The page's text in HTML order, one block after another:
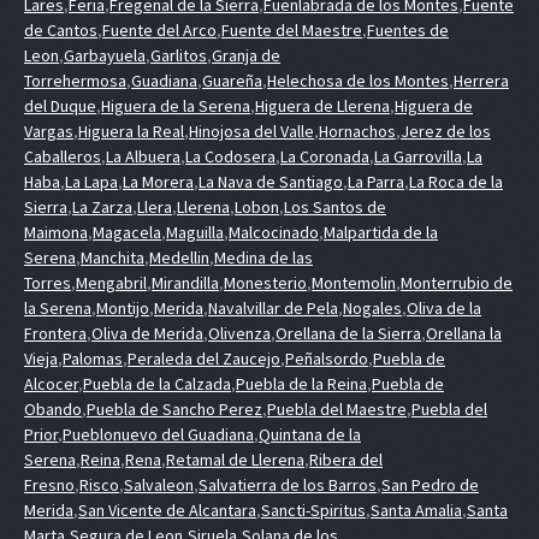
Lares,Feria,Fregenal de la Sierra,Fuenlabrada de los Montes,Fuente
de Cantos,Fuente del Arco,Fuente del Maestre,Fuentes de
Leon,Garbayuela,Garlitos,Granja de
Torrehermosa,Guadiana,Guareña,Helechosa de los Montes,Herrera
del Duque,Higuera de la Serena,Higuera de Llerena,Higuera de
Vargas,Higuera la Real,Hinojosa del Valle,Hornachos,Jerez de los
Caballeros,La Albuera,La Codosera,La Coronada,La Garrovilla,La
Haba,La Lapa,La Morera,La Nava de Santiago,La Parra,La Roca de la
Sierra,La Zarza,Llera,Llerena,Lobon,Los Santos de
Maimona,Magacela,Maguilla,Malcocinado,Malpartida de la
Serena,Manchita,Medellin,Medina de las
Torres,Mengabril,Mirandilla,Monesterio,Montemolin,Monterrubio de
la Serena,Montijo,Merida,Navalvillar de Pela,Nogales,Oliva de la
Frontera,Oliva de Merida,Olivenza,Orellana de la Sierra,Orellana la
Vieja,Palomas,Peraleda del Zaucejo,Peñalsordo,Puebla de
Alcocer,Puebla de la Calzada,Puebla de la Reina,Puebla de
Obando,Puebla de Sancho Perez,Puebla del Maestre,Puebla del
Prior,Pueblonuevo del Guadiana,Quintana de la
Serena,Reina,Rena,Retamal de Llerena,Ribera del
Fresno,Risco,Salvaleon,Salvatierra de los Barros,San Pedro de
Merida,San Vicente de Alcantara,Sancti-Spiritus,Santa Amalia,Santa